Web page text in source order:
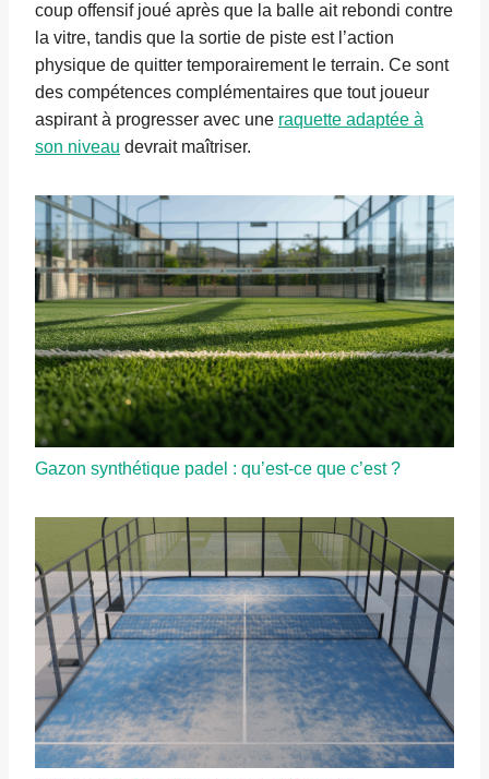
coup offensif joué après que la balle ait rebondi contre
la vitre, tandis que la sortie de piste est l’action
physique de quitter temporairement le terrain. Ce sont
des compétences complémentaires que tout joueur
aspirant à progresser avec une raquette adaptée à
son niveau devrait maîtriser.
Gazon synthétique padel : qu’est-ce que c’est ?